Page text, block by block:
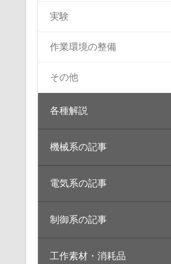
実験
作業環境の整備
その他
各種解説
機械系の記事
電気系の記事
制御系の記事
工作素材・消耗品